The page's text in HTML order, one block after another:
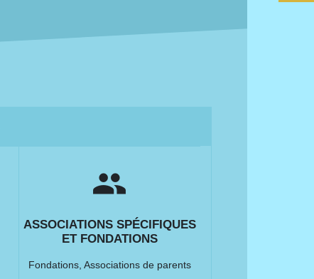
group
ASSOCIATIONS SPÉCIFIQUES
ET FONDATIONS
Fondations, Associations de parents